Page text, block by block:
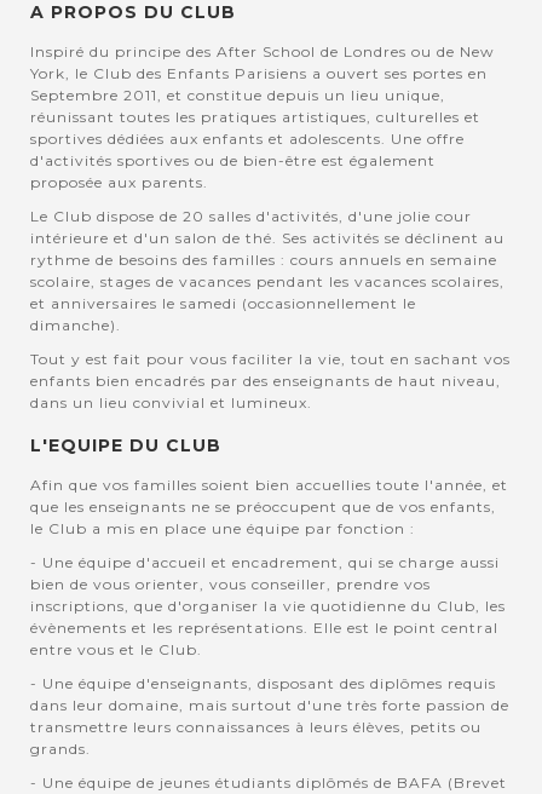
A PROPOS DU CLUB
Inspiré du principe des After School de Londres ou de New
York, le Club des Enfants Parisiens a ouvert ses portes en
Septembre 2011, et constitue depuis un lieu unique,
réunissant toutes les pratiques artistiques, culturelles et
sportives dédiées aux enfants et adolescents. Une offre
d'activités sportives ou de bien-être est également
proposée aux parents.
Le Club dispose de 20 salles d'activités, d'une jolie cour
intérieure et d'un salon de thé. Ses activités se déclinent au
rythme de besoins des familles : cours annuels en semaine
scolaire, stages de vacances pendant les vacances scolaires,
et anniversaires le samedi (occasionnellement le
dimanche).
Tout y est fait pour vous faciliter la vie, tout en sachant vos
enfants bien encadrés par des enseignants de haut niveau,
dans un lieu convivial et lumineux.
L'EQUIPE DU CLUB
Afin que vos familles soient bien accuellies toute l'année, et
que les enseignants ne se préoccupent que de vos enfants,
le Club a mis en place une équipe par fonction :
- Une équipe d'accueil et encadrement, qui se charge aussi
bien de vous orienter, vous conseiller, prendre vos
inscriptions, que d'organiser la vie quotidienne du Club, les
évènements et les représentations. Elle est le point central
entre vous et le Club.
- Une équipe d'enseignants, disposant des diplômes requis
dans leur domaine, mais surtout d'une très forte passion de
transmettre leurs connaissances à leurs élèves, petits ou
grands.
- Une équipe de jeunes étudiants diplômés de BAFA (Brevet